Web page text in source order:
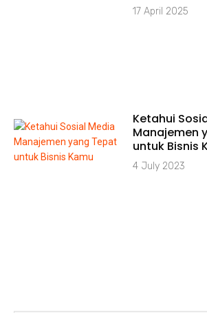
17 April 2025
Ketahui
Manajemen
untuk Bisnis
4 July 2023